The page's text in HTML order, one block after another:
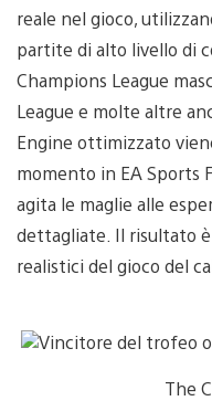
reale nel gioco,
partite di alto livello di
Champions League
League e molte altre
Engine ottimizzato
momento in EA Sports
agita le maglie alle
dettagliate. Il risultato
realistici del gioco del
The